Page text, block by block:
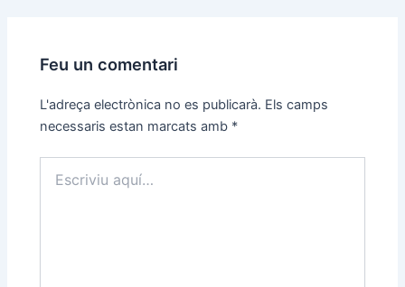
Feu un comentari
L'adreça electrònica no es publicarà. Els camps
necessaris estan marcats amb *
aquí…